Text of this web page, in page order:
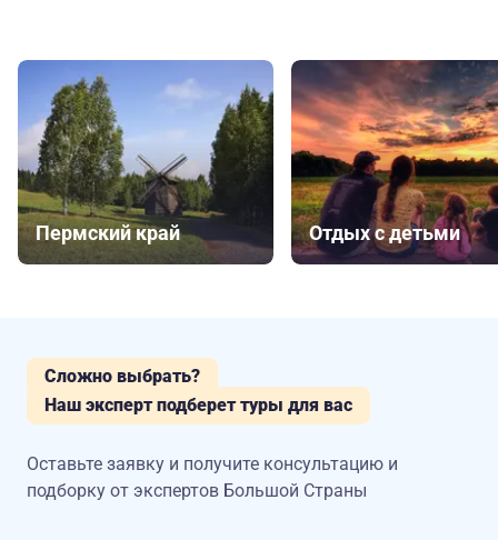
Пермский край Отдых с детьми
Сложно выбрать?
Наш эксперт подберет туры для вас
Оставьте заявку и получите консультацию и
подборку от экспертов Большой Страны